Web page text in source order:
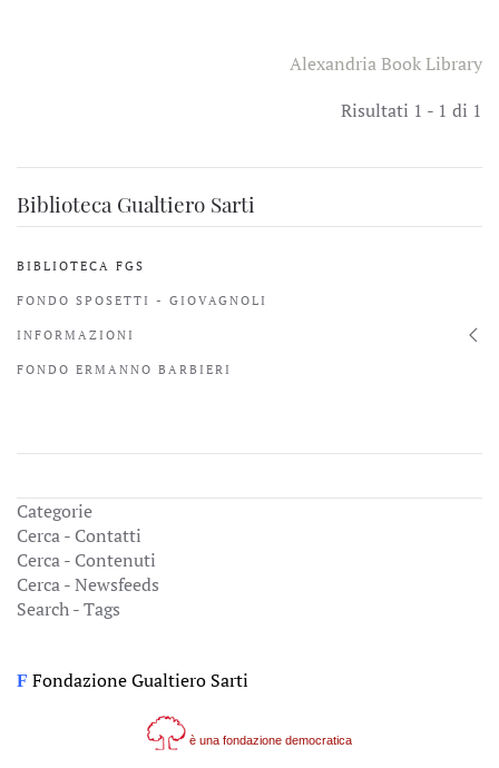
Alexandria Book Library
Risultati 1 - 1 di 1
Biblioteca Gualtiero Sarti
BIBLIOTECA FGS
FONDO SPOSETTI - GIOVAGNOLI
INFORMAZIONI
FONDO ERMANNO BARBIERI
Categorie
Cerca - Contatti
Cerca - Contenuti
Cerca - Newsfeeds
Search - Tags
F Fondazione Gualtiero Sarti
è una fondazione democratica